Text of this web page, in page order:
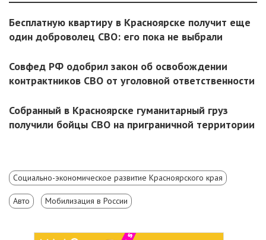
Бесплатную квартиру в Красноярске получит еще
один доброволец СВО: его пока не выбрали
Совфед РФ одобрил закон об освобождении
контрактников СВО от уголовной ответственности
Собранный в Красноярске гуманитарный груз
получили бойцы СВО на приграничной территории
Социально-экономическое развитие Красноярского края
Авто Мобилизация в России